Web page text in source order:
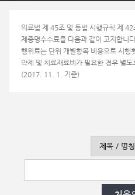
의료법 제 45조 및 동법 시행규칙 제
제증명수수료를 다음과 같이 고지합니다.
행위료는 단위 개별항목 비용으로 시행
약제 및 치료재료비가 필요한 경우 별도
(2017. 11. 1. 기준)